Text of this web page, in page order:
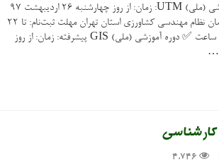
برگزار می‌گردد: ✅ دوره آموزشی (ملی) UTM: زمان: از روز چهارشنبه ۲۶ اردیبهشت ۹۷
ساعت ١۴ الی ١٨ مکان: سازمان نظام مهندسی کشاورزی استان تهران مهلت ثبت‌نام: تا ۲۲
اردیبهشت ۹۷ مدت دوره: ١۶ ساعت ✅ دوره آموزشی (ملی) GIS پیشرفته: زمان: از روز
کارشناسی
4,746